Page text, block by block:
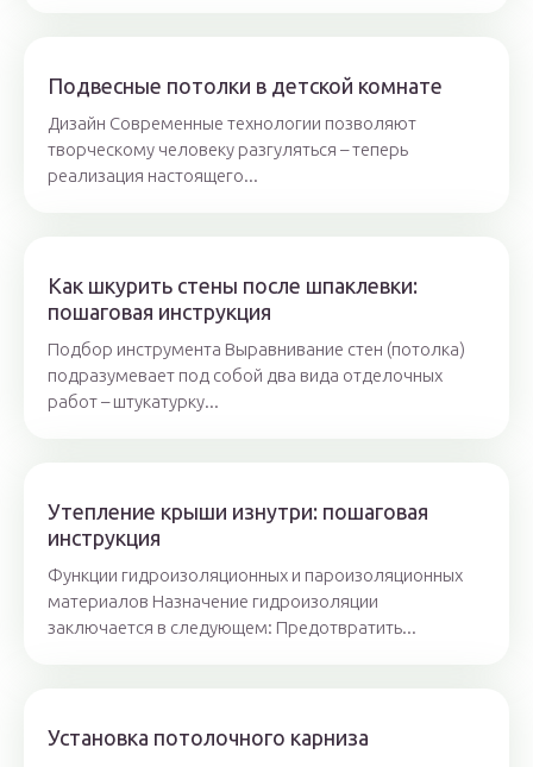
Подвесные потолки в детской комнате
Дизайн Современные технологии позволяют
творческому человеку разгуляться – теперь
реализация настоящего...
Как шкурить стены после шпаклевки:
пошаговая инструкция
Подбор инструмента Выравнивание стен (потолка)
подразумевает под собой два вида отделочных
работ – штукатурку...
Утепление крыши изнутри: пошаговая
инструкция
Функции гидроизоляционных и пароизоляционных
материалов Назначение гидроизоляции
заключается в следующем: Предотвратить...
Установка потолочного карниза